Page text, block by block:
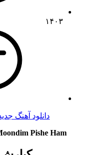
۱۴۰۳
دانلود آهنگ
Pishe Ham